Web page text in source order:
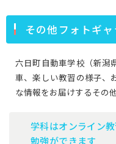
その他フォトギャ
六日町自動車学校（新潟
車、楽しい教習の様子、
な情報をお届けするその
学科はオンライン
勉強ができます